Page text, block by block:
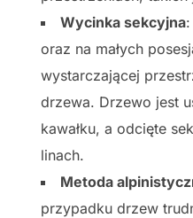
Wycinka sekcyjna
oraz na małych
wystarczającej
drzewa. Drzewo jest
kawałku, a odcięte
linach.
Metoda
przypadku drzew